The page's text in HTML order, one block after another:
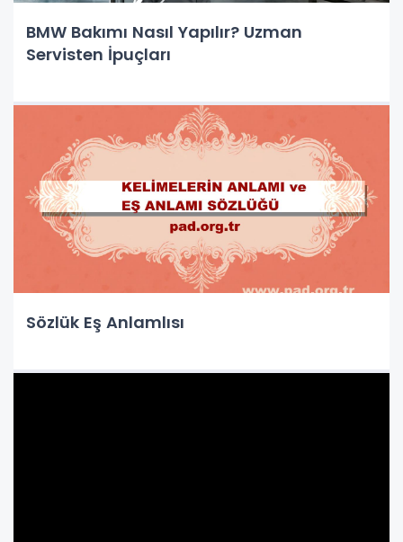
BMW Bakımı Nasıl Yapılır? Uzman
Servisten İpuçları
Sözlük Eş Anlamlısı